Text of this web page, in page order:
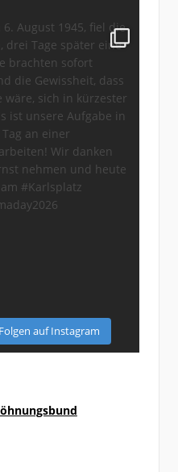
Folgen auf Instagram